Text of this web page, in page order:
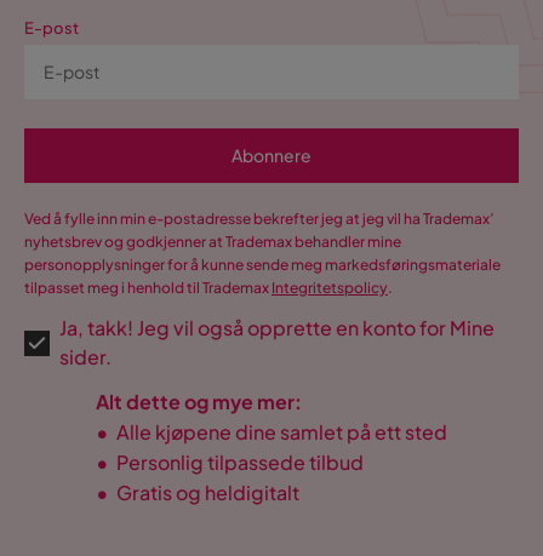
E-post
Abonnere
Ved å fylle inn min e-postadresse bekrefter jeg at jeg vil ha Trademax’
nyhetsbrev og godkjenner at Trademax behandler mine
personopplysninger for å kunne sende meg markedsføringsmateriale
tilpasset meg i henhold til Trademax Integritetspolicy.
Ja, takk! Jeg vil også opprette en konto for Mine
sider.
Alt dette og mye mer:
• Alle kjøpene dine samlet på ett sted
• Personlig tilpassede tilbud
• Gratis og heldigitalt